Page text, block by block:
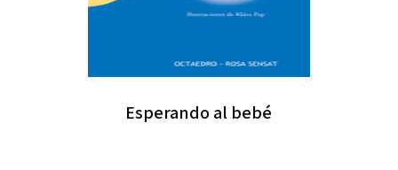
Esperando al bebé